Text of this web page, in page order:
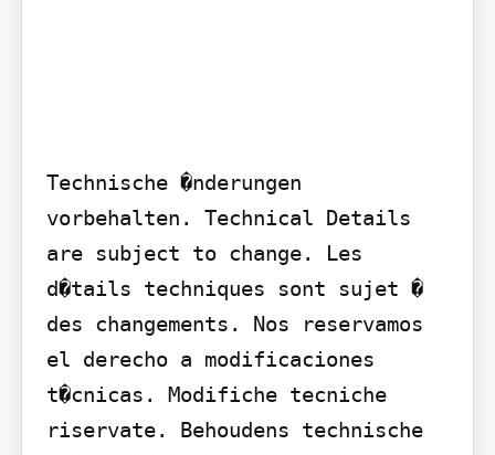
Technische �nderungen
vorbehalten. Technical Details
are subject to change. Les
d�tails techniques sont sujet �
des changements. Nos reservamos
el derecho a modificaciones
t�cnicas. Modifiche tecniche
riservate. Behoudens technische